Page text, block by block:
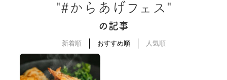
"#からあげフェス"
の記事
新着順 おすすめ順 人気順